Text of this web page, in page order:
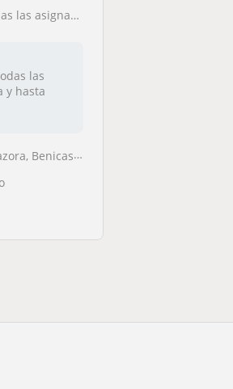
de técnicas de estudio,etc,contacte y buscamos una solución
las
y hasta
(Castellón), Torreblanca...